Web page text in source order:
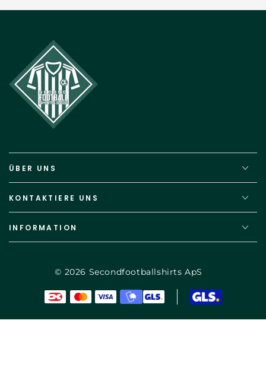
ÜBER UNS
KONTAKTIERE UNS
INFORMATION
© 2026 Secondfootballshirts ApS